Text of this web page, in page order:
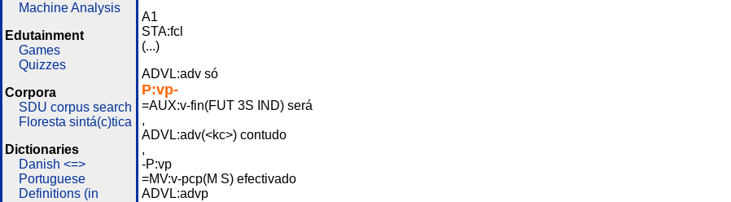
Machine Analysis
Edutainment
Games
Quizzes
Corpora
SDU corpus search
Floresta sintá(c)tica
Dictionaries
Danish <=>
Portuguese
Definitions (in
A1
STA:fcl
(...)
ADVL:adv só
P:vp-
=AUX:v-fin(FUT 3S IND) será
,
ADVL:adv(<kc>) contudo
,
-P:vp
=MV:v-pcp(M S) efectivado
ADVL:advp